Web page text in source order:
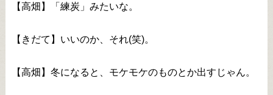
【高畑】「練炭」みたいな。
【きだて】いいのか、それ(笑)。
【高畑】冬になると、モケモケのものとか出すじゃん。